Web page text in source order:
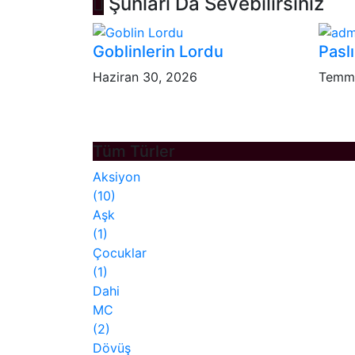
Goblinlerin Lordu
Haziran 30, 2026
Tüm Türler
Aksiyon
(10)
Aşk
(1)
Çocuklar
(1)
Dahi
MC
(2)
Dövüş